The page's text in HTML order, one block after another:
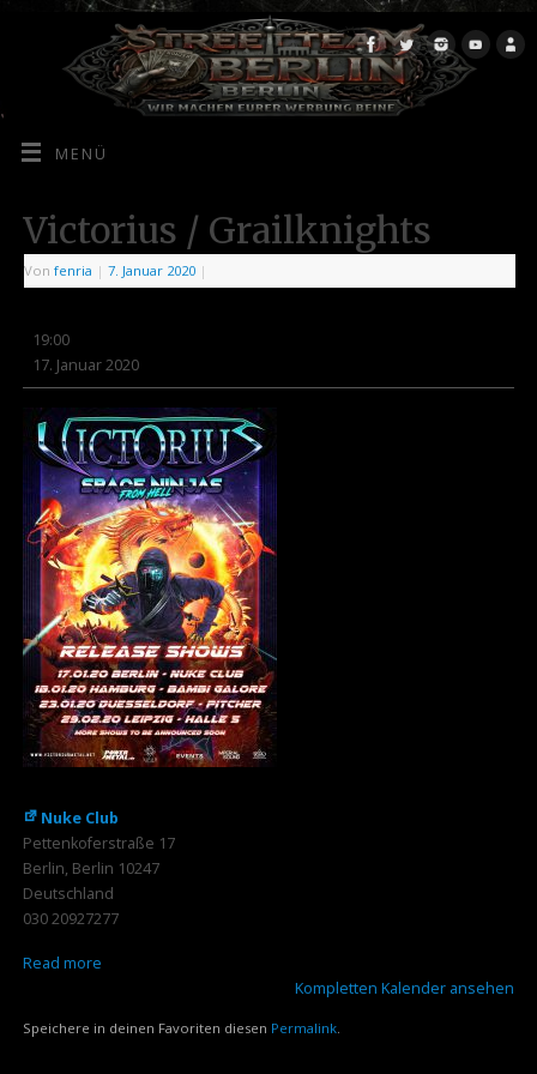
MENÜ
Victorius / Grailknights
Von fenria | 7. Januar 2020 |
19:00
17. Januar 2020
Nuke Club
Pettenkoferstraße 17
Berlin, Berlin 10247
Deutschland
030 20927277
Read more
Kompletten Kalender ansehen
Speichere in deinen Favoriten diesen Permalink.